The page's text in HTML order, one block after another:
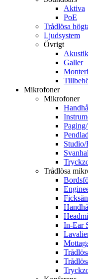
Aktiva
PoE
Trådlösa
Ljudsystem
Övrigt
Galler
Mikrofoner
Mikrofoner
Studio/
Trådlösa
In-Ear